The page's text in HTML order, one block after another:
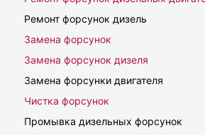
Ремонт форсунок дизель
Замена форсунок
Замена форсунок дизеля
Замена форсунки двигателя
Чистка форсунок
Промывка дизельных форсунок